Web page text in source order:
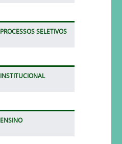
PROCESSOS SELETIVOS
INSTITUCIONAL
ENSINO